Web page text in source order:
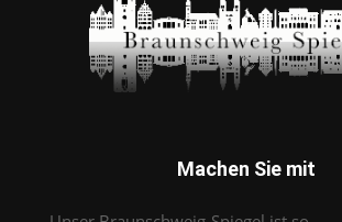
Machen Sie mit